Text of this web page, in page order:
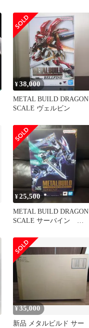
¥38,000
METAL BUILD DRAGON
SCALE ヴェルビン
¥25,500
METAL BUILD DRAGON
SCALE サーバイン メ
¥35,000
新品 メタルビルド サー